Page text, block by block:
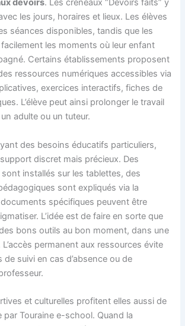
devoirs. Les créneaux “Devoirs faits” y
les jours, horaires et lieux. Les élèves
séances disponibles, tandis que les
les moments où leur enfant
Certains établissements proposent
ressources numériques accessibles via
exercices interactifs, fiches de
L’élève peut ainsi prolonger le travail
adulte ou un tuteur.
des besoins éducatifs particuliers,
discret mais précieux. Des
installés sur les tablettes, des
sont expliqués via la
spécifiques peuvent être
L’idée est de faire en sorte que
bons outils au bon moment, dans une
permanent aux ressources évite
de suivi en cas d’absence ou de
et culturelles profitent elles aussi de
par Touraine e-school. Quand la